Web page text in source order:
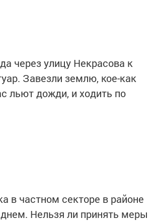
через улицу Некрасова к
Завезли землю, кое-как
льют дожди, и ходить по
в частном секторе в районе
Нельзя ли принять меры